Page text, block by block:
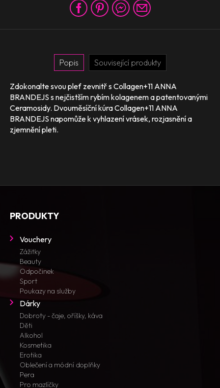
Popis Související produkty
Zdokonalte svou pleť zevnitř s Collagen+11 ANNA
BRANDEJS s nejčistším rybím kolagenem a patentovanými
Ceramosidy. Dvouměsíční kúra Collagen+11 ANNA
BRANDEJS napomůže k vyhlazení vrásek, rozjasnění a
zjemnění pleti.
PRODUKTY
Vouchery
Zážitky
Beauty
Odpočinek
Sport
Poukazy na služby
Dárky
Dobroty - čaje, oříšky, káva
Děti
Alkohol
Kosmetika
Erotika
Oblečení a módní doplňky
Pera
Pro mazlíčky